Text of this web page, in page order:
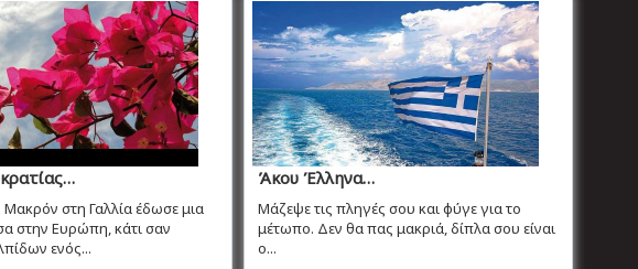
Μακρόν στη Γαλλία έδωσε μια
στην Ευρώπη, κάτι σαν
ενός...
Άκου Έλληνα…
Μάζεψε τις πληγές σου και φύγε για το
μέτωπο. Δεν θα πας μακριά, δίπλα σου είναι
ο...